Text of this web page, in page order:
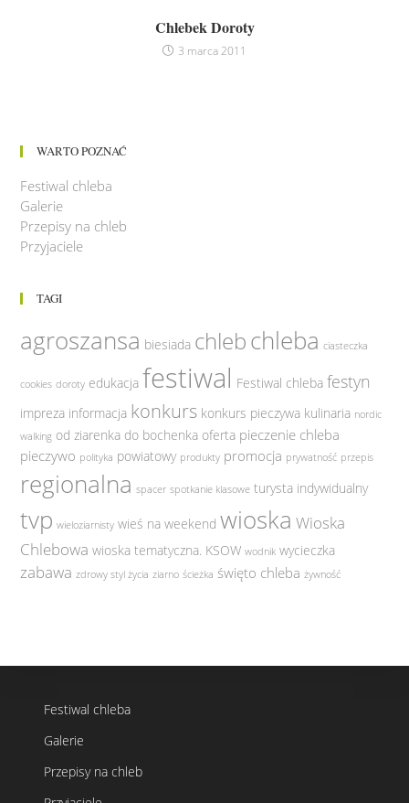
Chlebek Doroty
3 marca 2011
WARTO POZNAĆ
Festiwal chleba
Galerie
Przepisy na chleb
Przyjaciele
TAGI
agroszansa biesiada chlebchleba ciasteczka
cookies doroty edukacja festiwal Festiwal chleba festyn
impreza informacja konkurs konkurs pieczywa kulinaria nordic
walking od ziarenka do bochenka oferta pieczenie chleba
pieczywo polityka powiatowy produkty promocja prywatność przepis
regionalna spacer spotkanie klasowe turysta indywidualny
tvp wieloziarnisty wieś na weekend wioska Wioska
Chlebowa wioska tematyczna. KSOW wodnik wycieczka
zabawa zdrowy styl życia ziarno ścieżka święto chleba żywność
Festiwal chleba
Galerie
Przepisy na chleb